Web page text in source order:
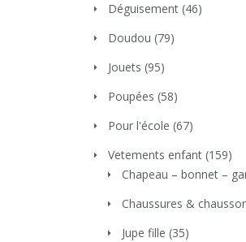
Déguisement (46)
Doudou (79)
Jouets (95)
Poupées (58)
Pour l'école (67)
Vetements enfant (159)
Chapeau – bonnet –
Chaussures &
Jupe fille (35)